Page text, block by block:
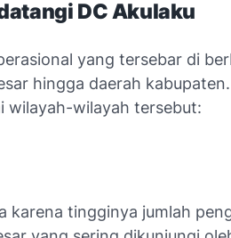
DC Akulaku
yang tersebar di
hingga daerah
wilayah-wilayah tersebut:
karena tingginya jumlah